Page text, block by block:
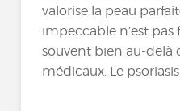
valorise la peau
impeccable n’est pas
souvent bien au-delà
médicaux. Le psoriasis